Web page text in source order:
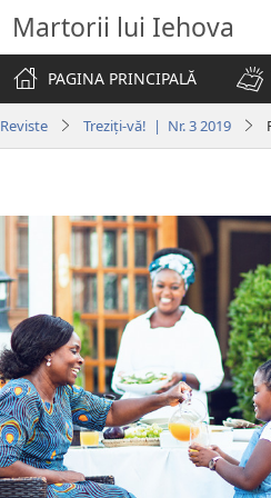
Martorii lui Iehova
PAGINA PRINCIPALĂ
Reviste Treziți-vă! | Nr. 3 2019